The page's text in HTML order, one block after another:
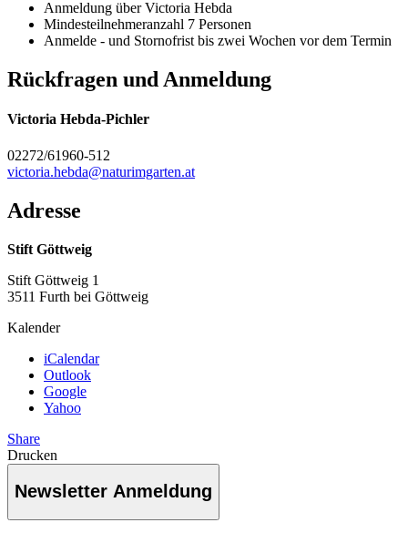
Anmeldung über Victoria Hebda
Mindesteilnehmeranzahl 7 Personen
Anmelde - und Stornofrist bis zwei Wochen vor dem Termin
Rückfragen und Anmeldung
Victoria Hebda-Pichler
02272/61960-512
victoria.hebda@naturimgarten.at
Adresse
Stift Göttweig
Stift Göttweig 1
3511 Furth bei Göttweig
Kalender
iCalendar
Outlook
Google
Yahoo
Share
Drucken
Newsletter Anmeldung